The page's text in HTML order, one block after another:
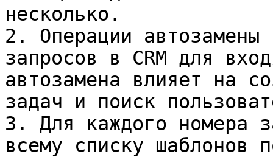
несколько.
2. Операции автозамены
запросов в CRM для
автозамена влияет на
задач и поиск
3. Для каждого номера
всему списку шаблонов